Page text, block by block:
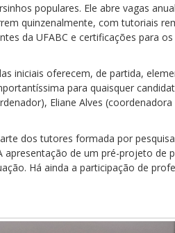
populares. Ele abre vagas
quinzenalmente, com tutoriais
da UFABC e certificações para
iniciais oferecem, de partida,
para quaisquer
Eliane Alves
dos tutores formada por
de um pré-projeto de
Há ainda a participação de